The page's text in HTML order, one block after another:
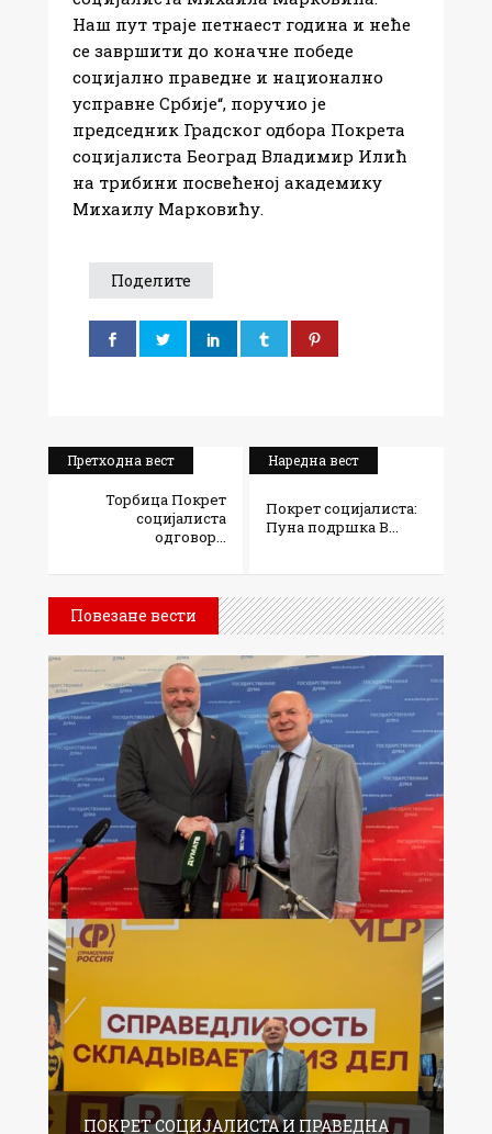
Наш пут траје петнаест година и неће
се завршити до коначне победе
социјално праведне и национално
усправне Србије“, поручио је
председник Градског одбора Покрета
социјалиста Београд Владимир Илић
на трибини посвећеној академику
Михаилу Марковићу.​
Поделите
Претходна вест
Торбица Покрет
социјалиста
одговор...
Наредна вест
Покрет социјалиста:
Пуна подршка В...
Повезане вести
ПОКРЕТ СОЦИЈАЛИСТА И ПРАВЕДНА